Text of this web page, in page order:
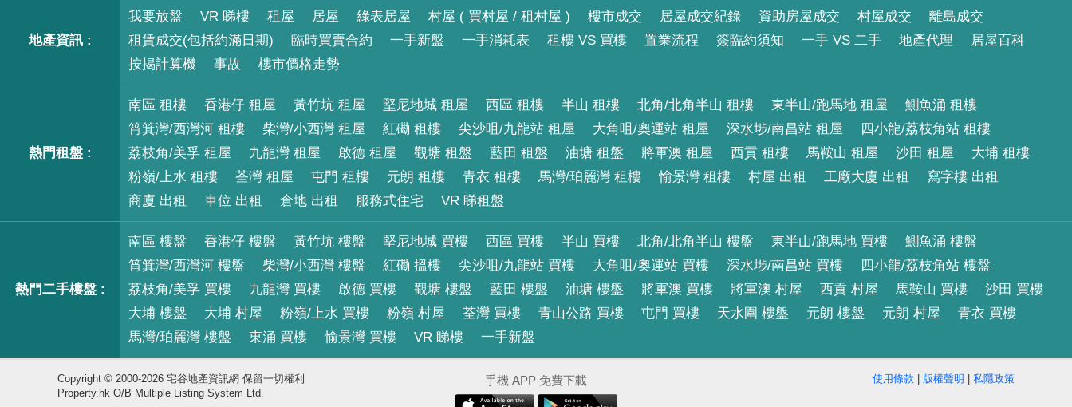
地產資訊 :
我要放盤 VR 睇樓 租屋 居屋 綠表居屋 村屋 ( 買村屋 / 租村屋 ) 樓市成交 居屋成交紀錄 資助房屋成交 村屋成交
離島成交
租賃成交(包括約滿日期)
臨時買賣合約 一手新盤 一手消耗表 租樓 VS 買樓 置業流程 簽臨約須知 一手 VS 二手 地產代理
居屋百科
按揭計算機
事故 樓市價格走勢
熱門租盤 :
南區 租樓 香港仔 租屋 黃竹坑 租屋 堅尼地城 租屋 西區 租樓 半山 租樓 北角/北角半山 租樓 東半山/跑馬地 租屋
鰂魚涌 租樓
筲箕灣/西灣河 租樓
柴灣/小西灣 租屋 紅磡 租樓 尖沙咀/九龍站 租屋 大角咀/奧運站 租屋 深水埗/南昌站 租屋
四小龍/荔枝角站 租樓
荔枝角/美孚 租屋
九龍灣 租屋 啟德 租屋 觀塘 租盤 藍田 租盤 油塘 租盤 將軍澳 租屋 西貢 租樓 馬鞍山 租屋 沙田 租屋
大埔 租樓
粉嶺/上水 租樓
荃灣 租屋 屯門 租樓 元朗 租樓 青衣 租樓 馬灣/珀麗灣 租樓 愉景灣 租樓 村屋 出租 工廠大廈 出租
寫字樓 出租
商廈 出租
車位 出租 倉地 出租 服務式住宅 VR 睇租盤
熱門二手樓盤 :
南區 樓盤 香港仔 樓盤 黃竹坑 樓盤 堅尼地城 買樓 西區 買樓 半山 買樓 北角/北角半山 樓盤 東半山/跑馬地 買樓
鰂魚涌 樓盤
筲箕灣/西灣河 樓盤
柴灣/小西灣 樓盤 紅磡 搵樓 尖沙咀/九龍站 買樓 大角咀/奧運站 買樓 深水埗/南昌站 買樓
四小龍/荔枝角站 樓盤
荔枝角/美孚 買樓
九龍灣 買樓 啟德 買樓 觀塘 樓盤 藍田 樓盤 油塘 樓盤 將軍澳 買樓 將軍澳 村屋 西貢 村屋 馬鞍山 買樓
沙田 買樓
大埔 樓盤
大埔 村屋 粉嶺/上水 買樓 粉嶺 村屋 荃灣 買樓 青山公路 買樓 屯門 買樓 天水圍 樓盤 元朗 樓盤 元朗 村屋
青衣 買樓
馬灣/珀麗灣 樓盤
東涌 買樓 愉景灣 買樓 VR 睇樓 一手新盤
Copyright © 2000-2026 宅谷地產資訊網 保留一切權利
Property.hk O/B Multiple Listing System Ltd.
手機 APP 免費下載 使用條款 | 版權聲明 | 私隱政策